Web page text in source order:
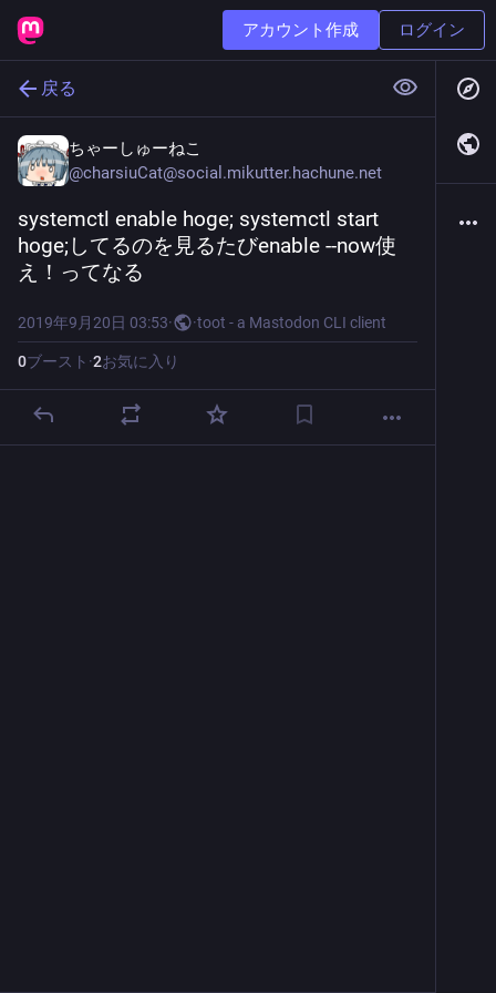
アカウント作成 ログイン
戻る
ちゃーしゅーねこ
@charsiuCat@social.mikutter.hachune.net
systemctl enable hoge; systemctl start
hoge;してるのを見るたびenable --now使
え！ってなる
2019年9月20日 03:53· ·toot - a Mastodon CLI client
0ブースト ·2お気に入り